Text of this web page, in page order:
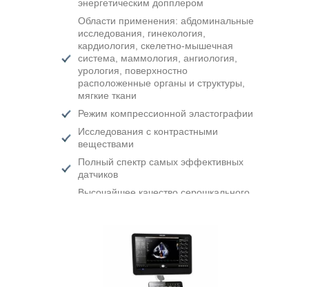
энергетическим допплером
Области применения: абдоминальные
исследования, гинекология,
кардиология, скелетно-мышечная
система, маммология, ангиология,
урология, поверхностно
расположенные органы и структуры,
мягкие ткани
Режим компрессионной эластографии
Исследования с контрастными
веществами
Полный спектр самых эффективных
датчиков
Высочайшее качество серошкального